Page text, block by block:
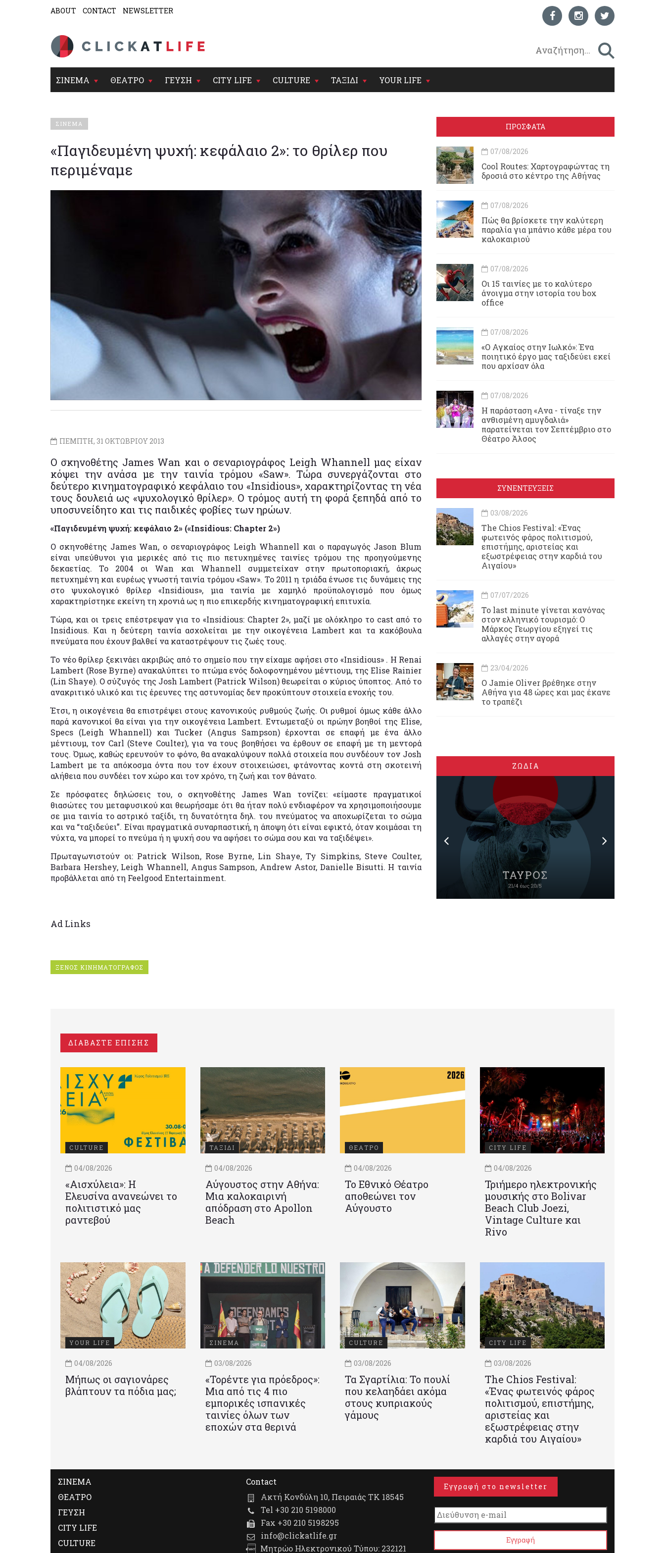
ABOUT CONTACT NEWSLETTER
ΣΙΝΕΜΑ ΘΕΑΤΡΟ ΓΕΥΣΗ CITY LIFE CULTURE ΤΑΞΙΔΙ YOUR LIFE
ΣΙΝΕΜΑ
«Παγιδευμένη ψυχή: κεφάλαιο 2»: το θρίλερ που
περιμέναμε
ΠΕΜΠΤΗ, 31 ΟΚΤΩΒΡΙΟΥ 2013
Ο σκηνοθέτης James Wan και ο σεναριογράφος Leigh Whannell μας είχαν
κόψει την ανάσα με την ταινία τρόμου «Saw». Τώρα συνεργάζονται στο
δεύτερο κινηματογραφικό κεφάλαιο του «Ιnsidious», χαρακτηρίζοντας τη νέα
τους δουλειά ως «ψυχολογικό θρίλερ». Ο τρόμος αυτή τη φορά ξεπηδά από το
υποσυνείδητο και τις παιδικές φοβίες των ηρώων.
«Παγιδευμένη ψυχή: κεφάλαιο 2» («Insidious: Chapter 2»)
Ο σκηνοθέτης James Wan, ο σεναριογράφος Leigh Whannell και ο παραγωγός Jason Blum
είναι υπεύθυνοι για μερικές από τις πιο πετυχημένες ταινίες τρόμου της προηγούμενης
δεκαετίας. Το 2004 οι Wan και Whannell συμμετείχαν στην πρωτοποριακή, άκρως
πετυχημένη και ευρέως γνωστή ταινία τρόμου «Saw». Το 2011 η τριάδα ένωσε τις δυνάμεις της
στο ψυχολογικό θρίλερ «Insidious», μια ταινία με χαμηλό προϋπολογισμό που όμως
χαρακτηρίστηκε εκείνη τη χρονιά ως η πιο επικερδής κινηματογραφική επιτυχία.
Τώρα, και οι τρεις επέστρεψαν για το «Insidious: Chapter 2», μαζί με ολόκληρο το cast από το
Insidious. Και η δεύτερη ταινία ασχολείται με την οικογένεια Lambert και τα κακόβουλα
πνεύματα που έχουν βαλθεί να καταστρέψουν τις ζωές τους.
Το νέο θρίλερ ξεκινάει ακριβώς από το σημείο που την είχαμε αφήσει στο «Insidious» . Η Renai
Lambert (Rose Byrne) ανακαλύπτει το πτώμα ενός δολοφονημένου μέντιουμ, της Elise Rainier
(Lin Shaye). Ο σύζυγός της Josh Lambert (Patrick Wilson) θεωρείται ο κύριος ύποπτος. Από το
ανακριτικό υλικό και τις έρευνες της αστυνομίας δεν προκύπτουν στοιχεία ενοχής του.
Έτσι, η οικογένεια θα επιστρέψει στους κανονικούς ρυθμούς ζωής. Οι ρυθμοί όμως κάθε άλλο
παρά κανονικοί θα είναι για την οικογένεια Lambert. Εντωμεταξύ οι πρώην βοηθοί της Elise,
Specs (Leigh Whannell) και Tucker (Angus Sampson) έρχονται σε επαφή με ένα άλλο
μέντιουμ, τον Carl (Steve Coulter), για να τους βοηθήσει να έρθουν σε επαφή με τη μεντορά
τους. Όμως, καθώς ερευνούν το φόνο, θα ανακαλύψουν πολλά στοιχεία που συνδέουν τον Josh
Lambert με τα απόκοσμα όντα που τον έχουν στοιχειώσει, φτάνοντας κοντά στη σκοτεινή
αλήθεια που συνδέει τον χώρο και τον χρόνο, τη ζωή και τον θάνατο.
Σε πρόσφατες δηλώσεις του, ο σκηνοθέτης James Wan τονίζει: «είμαστε πραγματικοί
θιασώτες του μεταφυσικού και θεωρήσαμε ότι θα ήταν πολύ ενδιαφέρον να χρησιμοποιήσουμε
σε μια ταινία το αστρικό ταξίδι, τη δυνατότητα δηλ. του πνεύματος να αποχωρίζεται το σώμα
και να “ταξιδεύει”. Είναι πραγματικά συναρπαστική, η άποψη ότι είναι εφικτό, όταν κοιμάσαι τη
νύχτα, να μπορεί το πνεύμα ή η ψυχή σου να αφήσει το σώμα σου και να ταξιδέψει».
Πρωταγωνιστούν οι: Patrick Wilson, Rose Byrne, Lin Shaye, Ty Simpkins, Steve Coulter,
Barbara Hershey, Leigh Whannell, Angus Sampson, Andrew Astor, Danielle Bisutti. Η ταινία
προβάλλεται από τη Feelgood Entertainment.
Ad Links
ΞΕΝΟΣ ΚΙΝΗΜΑΤΟΓΡΑΦΟΣ
ΠΡΟΣΦΑΤΑ
07/08/2026
Cool Routes: Χαρτογραφώντας τη
δροσιά στο κέντρο της Αθήνας
07/08/2026
Πώς θα βρίσκετε την καλύτερη
παραλία για μπάνιο κάθε μέρα του
καλοκαιριού
07/08/2026
Οι 15 ταινίες με το καλύτερο
άνοιγμα στην ιστορία του box
office
07/08/2026
«Ο Αγκαίος στην Ιωλκό»: Ένα
ποιητικό έργο μας ταξιδεύει εκεί
που αρχίσαν όλα
07/08/2026
Η παράσταση «Ανα - τίναξε την
ανθισμένη αμυγδαλιά»
παρατείνεται τον Σεπτέμβριο στο
Θέατρο Άλσος
ΣΥΝΕΝΤΕΥΞΕΙΣ
03/08/2026
Τhe Chios Festival: «Ένας
φωτεινός φάρος πολιτισμού,
επιστήμης, αριστείας και
εξωστρέφειας στην καρδιά του
Αιγαίου»
07/07/2026
Το last minute γίνεται κανόνας
στον ελληνικό τουρισμό: Ο
Μάρκος Γεωργίου εξηγεί τις
αλλαγές στην αγορά
23/04/2026
Ο Jamie Oliver βρέθηκε στην
Αθήνα για 48 ώρες και μας έκανε
το τραπέζι
ΖΩΔΙΑ
ΔΙΑΒΑΣΤΕ ΕΠΙΣΗΣ
CULTURE
04/08/2026
«Αισχύλεια»: Η
Ελευσίνα ανανεώνει το
πολιτιστικό μας
ραντεβού
ΤΑΞΙΔΙ
04/08/2026
Αύγουστος στην Αθήνα:
Μια καλοκαιρινή
απόδραση στο Apollon
Beach
ΘΕΑΤΡΟ
04/08/2026
Το Εθνικό Θέατρο
αποθεώνει τον
Αύγουστο
CITY LIFE
04/08/2026
Τριήμερο ηλεκτρονικής
μουσικής στο Bolivar
Beach Club Joezi,
Vintage Culture και
Rivo
YOUR LIFE
04/08/2026
Μήπως οι σαγιονάρες
βλάπτουν τα πόδια μας;
ΣΙΝΕΜΑ
03/08/2026
«Τορέντε για πρόεδρος»:
Mια από τις 4 πιο
εμπορικές ισπανικές
ταινίες όλων των
εποχών στα θερινά
CULTURE
03/08/2026
Τα Σγαρτίλια: Το πουλί
που κελαηδάει ακόμα
στους κυπριακούς
γάμους
CITY LIFE
03/08/2026
Τhe Chios Festival:
«Ένας φωτεινός φάρος
πολιτισμού, επιστήμης,
αριστείας και
εξωστρέφειας στην
καρδιά του Αιγαίου»
ΣΙΝΕΜΑ
ΘΕΑΤΡΟ
ΓΕΥΣΗ
CITY LIFE
CULTURE
Contact
Ακτή Κονδύλη 10, Πειραιάς ΤΚ 18545
Tel +30 210 5198000
Fax +30 210 5198295
info@clickatlife.gr
Μητρώο Ηλεκτρονικού Τύπου: 232121
Εγγραφή στο newsletter